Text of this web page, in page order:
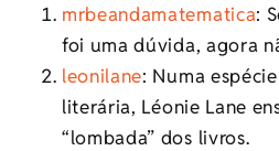
mrbeandamatematica:
foi uma dúvida, agora
leonilane: Numa
literária, Léonie Lane
“lombada” dos livros.